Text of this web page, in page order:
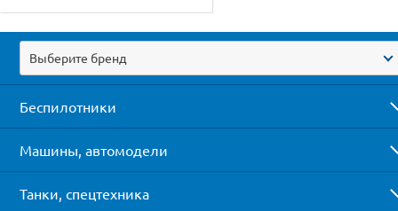
Выберите бренд
Беспилотники
Машины, автомодели
Танки, спецтехника